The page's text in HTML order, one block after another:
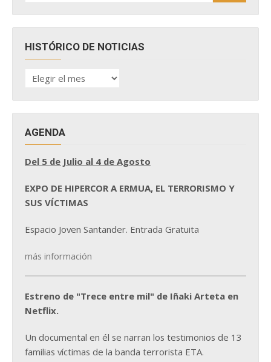
HISTÓRICO DE NOTICIAS
HISTÓRICO
DE
AGENDA
Del 5 de Julio al 4 de Agosto
EXPO DE HIPERCOR A ERMUA, EL TERRORISMO Y
SUS VÍCTIMAS
Espacio Joven Santander. Entrada Gratuita
más información
Estreno de "Trece entre mil" de Iñaki Arteta en
Netflix.
Un documental en él se narran los testimonios de 13
familias víctimas de la banda terrorista ETA.